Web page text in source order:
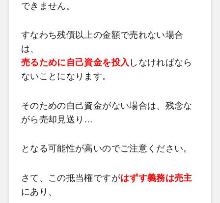
できません。
すなわち残債以上の金額で売れない場合
は、
売るために自己資金を投入 しなければなら
ないことになります。
そのための自己資金がない場合は、 残念な
がら売却見送り…
となる可能性が高いのでご注意ください。
さて、この抵当権ですがはずす義務は売主
にあり、